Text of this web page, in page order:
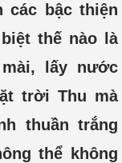
các bậc thiện
thế nào là
lấy nước
trời Thu mà
thuần trắng
thể không